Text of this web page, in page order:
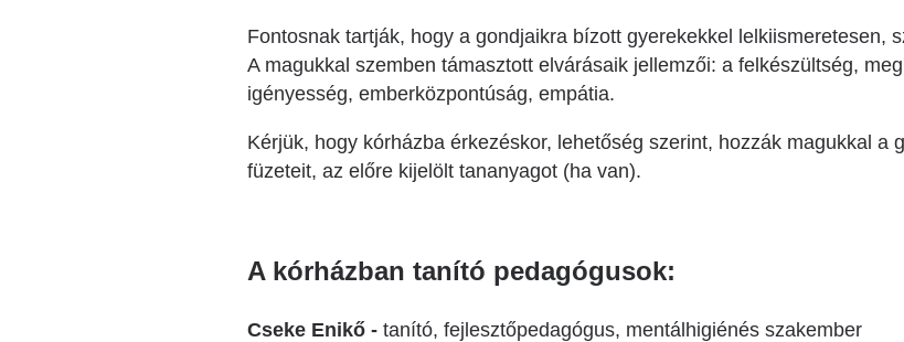
Fontosnak tartják, hogy a gondjaikra bízott gyerekekkel lelkiismeretesen,
A magukkal szemben támasztott elvárásaik jellemzői: a felkészültség,
igényesség, emberközpontúság, empátia.
Kérjük, hogy kórházba érkezéskor, lehetőség szerint, hozzák magukkal a
füzeteit, az előre kijelölt tananyagot (ha van).
A kórházban tanító pedagógusok:
Cseke Enikő - tanító, fejlesztőpedagógus, mentálhigiénés szakember